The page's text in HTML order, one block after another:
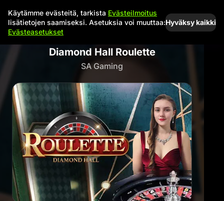
Diamond Hall Roulette
SA Gaming
Käytämme evästeitä, tarkista Evästeilmoitus
lisätietojen saamiseksi. Asetuksia voi muuttaa:
Evästeasetukset
Hyväksy kaikki